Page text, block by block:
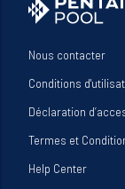
Nous contacter
Conditions
Déclaration
Termes et
Help Center